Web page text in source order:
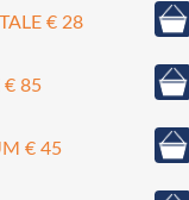
€ 28
€ 85
€ 45